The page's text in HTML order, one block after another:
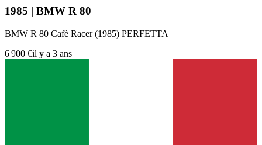
1985 | BMW R 80
BMW R 80 Cafè Racer (1985) PERFETTA
6 900 €il y a 3 ans